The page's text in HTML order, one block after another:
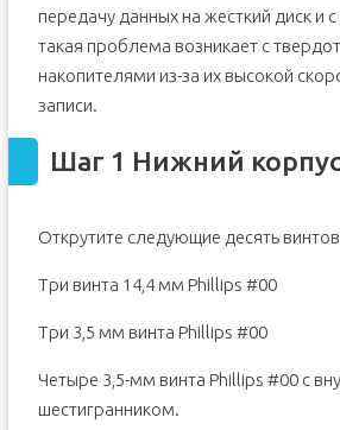
передачу данных на жесткий диск и
такая проблема возникает с
накопителями из-за их высокой
записи.
Шаг 1 Нижний
Открутите следующие десять
Три винта 14,4 мм Phillips #00
Три 3,5 мм винта Phillips #00
Четыре 3,5-мм винта Phillips #00 с
шестигранником.